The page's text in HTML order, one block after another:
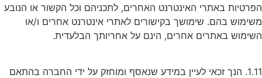
הפרטיות באתרי האינטרנט האחרים, לתכניהם וכל הקשור או הנובע
משימוש בהם. שימושך בקישורים לאתרי אינטרנט אחרים ו/או
השימוש באתרים אחרים, הינם על אחריותך הבלעדית.
1.11. הנך זכאי לעיין במידע שנאסף ומוחזק על ידי החברה בהתאם